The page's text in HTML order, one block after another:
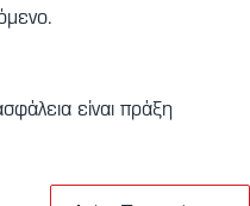
είναι πράξη